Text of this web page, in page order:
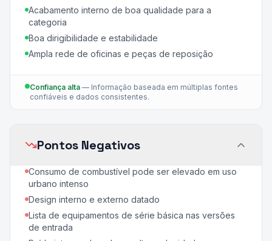
Acabamento interno de boa qualidade para a
categoria
Boa dirigibilidade e estabilidade
Ampla rede de oficinas e peças de reposição
Confiança alta — Informação baseada em múltiplas fontes
confiáveis e dados consistentes.
Pontos Negativos
Consumo de combustível pode ser elevado em uso
urbano intenso
Design interno e externo datado
Lista de equipamentos de série básica nas versões
de entrada